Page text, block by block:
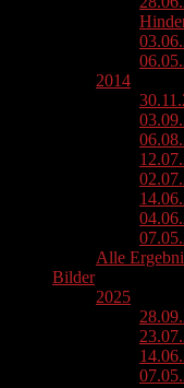
2014
Alle
Bilder
2025